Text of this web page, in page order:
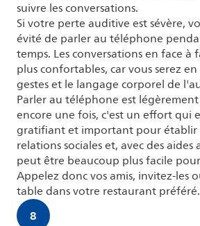
suivre les conversations.
Si votre perte auditive est sévère,
évité de parler au téléphone
temps. Les conversations en face à
plus confortables, car vous serez
gestes et le langage corporel de
Parler au téléphone est
encore une fois, c'est un effort qui
gratifiant et important pour établir
relations sociales et, avec des aides
peut être beaucoup plus facile
Appelez donc vos amis, invitez-les
table dans votre restaurant préféré.
8